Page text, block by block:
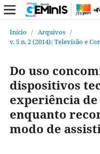
Início / Arquivos /
v. 5 n. 2 (2014): Televisão e
Do uso
dispositivos
experiência
enquanto
modo de